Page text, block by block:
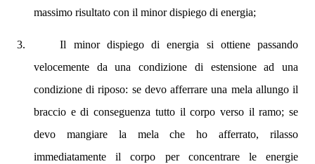
massimo risultato con il minor dispiego di energia;
3.
Il minor dispiego di energia si ottiene passando
velocemente da una condizione di estensione ad una
condizione di riposo: se devo afferrare una mela allungo il
braccio e di conseguenza tutto il corpo verso il ramo; se
devo mangiare la mela che ho afferrato, rilasso
immediatamente il corpo per concentrare le energie